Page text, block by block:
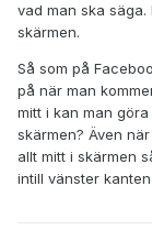
vad man ska
skärmen.
Så som på
på när man
mitt i kan man
skärmen? Även
allt mitt i skärmen
intill vänster